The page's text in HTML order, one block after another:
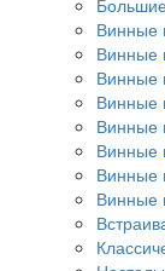
Винные
Винные
Винные
Винные
Винные
Винные
Винные
Винные